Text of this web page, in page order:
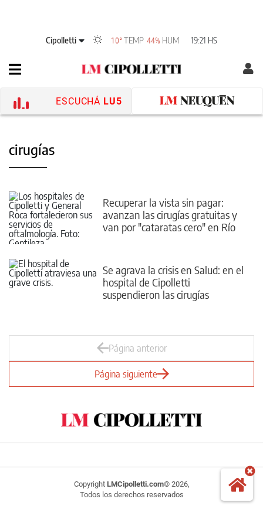
Cipolletti 10°TEMP 44% HUM 19:21 HS
ESCUCHÁ LU5
cirugías
Recuperar la vista sin pagar:
avanzan las cirugías gratuitas y
van por "cataratas cero" en Río
Se agrava la crisis en Salud: en el
hospital de Cipolletti
suspendieron las cirugías
Página anterior
Página siguiente
Copyright LMCipolletti.com© 2026,
Todos los derechos reservados